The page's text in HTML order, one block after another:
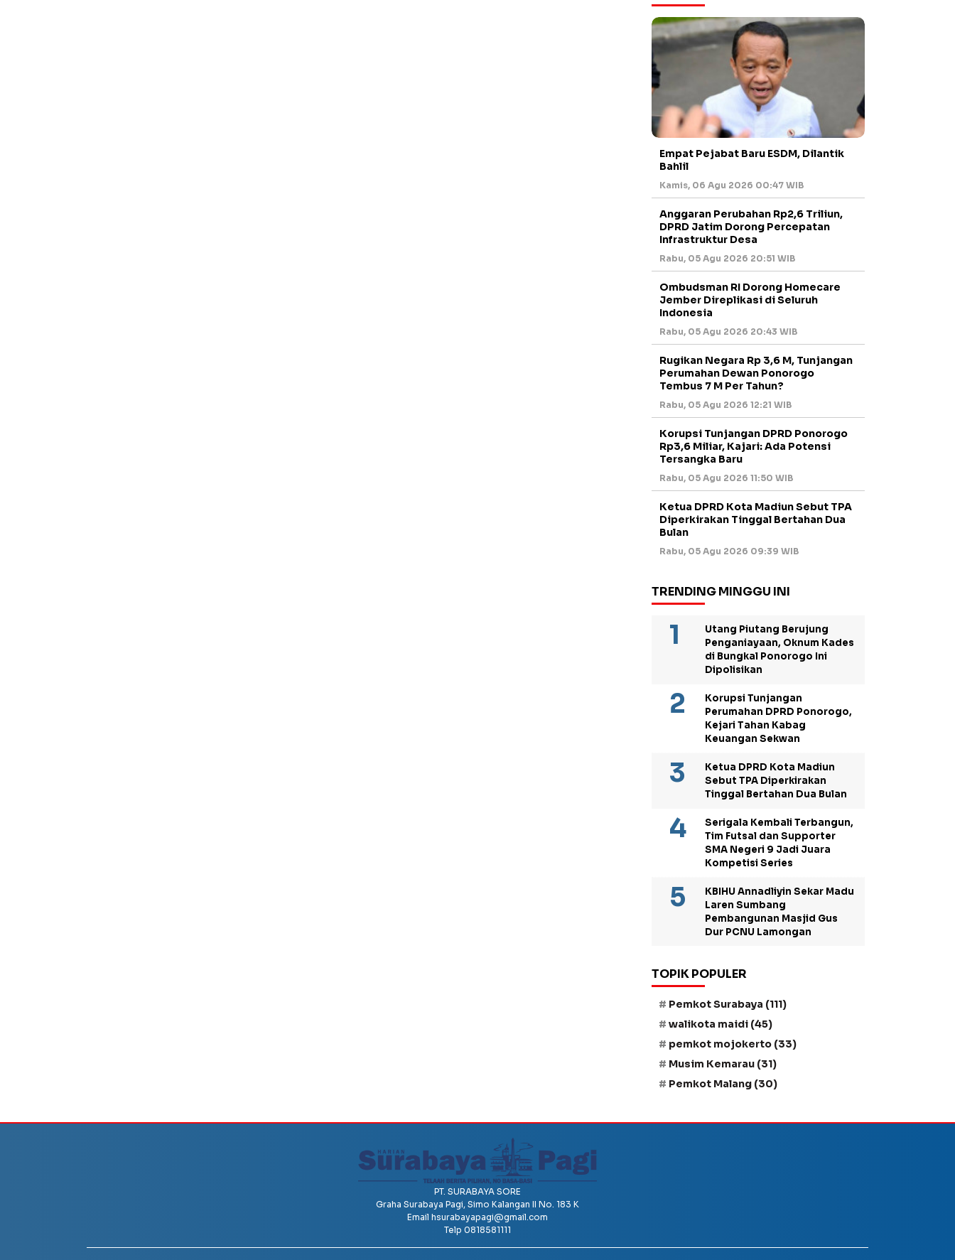
Empat Pejabat Baru ESDM, Dilantik
Bahlil
Kamis, 06 Agu 2026 00:47 WIB
Anggaran Perubahan Rp2,6 Triliun,
DPRD Jatim Dorong Percepatan
Infrastruktur Desa
Rabu, 05 Agu 2026 20:51 WIB
Ombudsman RI Dorong Homecare
Jember Direplikasi di Seluruh
Indonesia
Rabu, 05 Agu 2026 20:43 WIB
Rugikan Negara Rp 3,6 M, Tunjangan
Perumahan Dewan Ponorogo
Tembus 7 M Per Tahun?
Rabu, 05 Agu 2026 12:21 WIB
Korupsi Tunjangan DPRD Ponorogo
Rp3,6 Miliar, Kajari: Ada Potensi
Tersangka Baru
Rabu, 05 Agu 2026 11:50 WIB
Ketua DPRD Kota Madiun Sebut TPA
Diperkirakan Tinggal Bertahan Dua
Bulan
Rabu, 05 Agu 2026 09:39 WIB
TRENDING MINGGU INI
Utang Piutang Berujung
Penganiayaan, Oknum Kades
di Bungkal Ponorogo Ini
Dipolisikan
Korupsi Tunjangan
Perumahan DPRD Ponorogo,
Kejari Tahan Kabag
Keuangan Sekwan
Ketua DPRD Kota Madiun
Sebut TPA Diperkirakan
Tinggal Bertahan Dua Bulan
Serigala Kembali Terbangun,
Tim Futsal dan Supporter
SMA Negeri 9 Jadi Juara
Kompetisi Series
KBIHU Annadliyin Sekar Madu
Laren Sumbang
Pembangunan Masjid Gus
Dur PCNU Lamongan
TOPIK POPULER
Pemkot Surabaya (111)
walikota maidi (45)
pemkot mojokerto (33)
Musim Kemarau (31)
Pemkot Malang (30)
PT. SURABAYA SORE
Graha Surabaya Pagi, Simo Kalangan II No. 183 K
Email hsurabayapagi@gmail.com
Telp 0818581111